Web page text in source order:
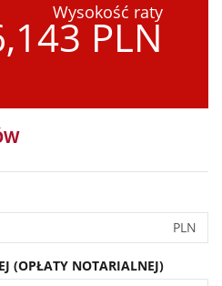
Wysokość raty
PLN
PLN
(OPŁATY NOTARIALNEJ)